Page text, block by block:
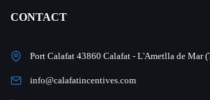
CONTACT
Port Calafat 43860 Calafat - L'Ametlla de Mar
info@calafatincentives.com